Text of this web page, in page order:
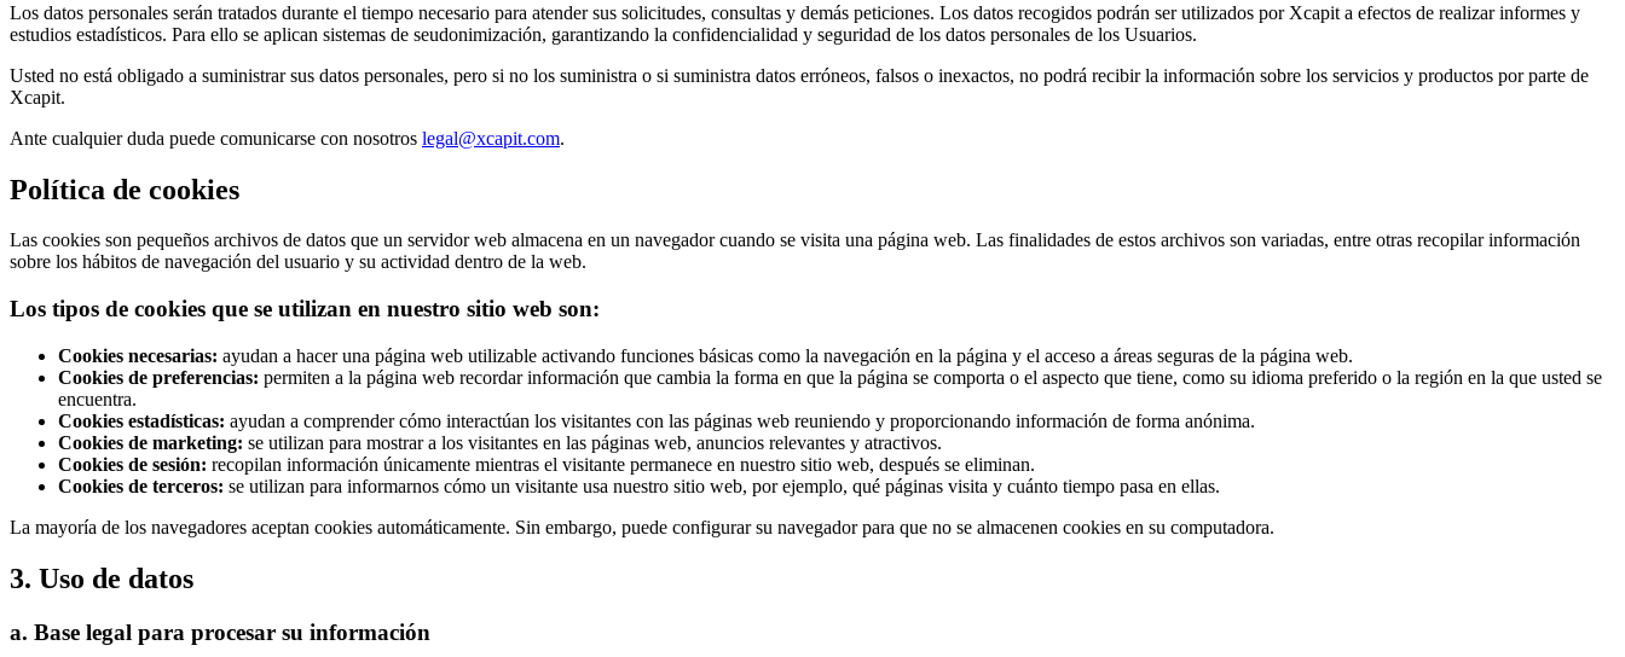
Los datos personales serán tratados durante el tiempo necesario para atender sus solicitudes, consultas y demás peticiones. Los datos recogidos podrán ser utilizados por Xcapit a efectos de realizar informes y
estudios estadísticos. Para ello se aplican sistemas de seudonimización, garantizando la confidencialidad y seguridad de los datos personales de los Usuarios.
Usted no está obligado a suministrar sus datos personales, pero si no los suministra o si suministra datos erróneos, falsos o inexactos, no podrá recibir la información sobre los servicios y productos por parte de
Xcapit.
Ante cualquier duda puede comunicarse con nosotros legal@xcapit.com.
Política de cookies
Las cookies son pequeños archivos de datos que un servidor web almacena en un navegador cuando se visita una página web. Las finalidades de estos archivos son variadas, entre otras recopilar información
sobre los hábitos de navegación del usuario y su actividad dentro de la web.
Los tipos de cookies que se utilizan en nuestro sitio web son:
Cookies necesarias: ayudan a hacer una página web utilizable activando funciones básicas como la navegación en la página y el acceso a áreas seguras de la página web.
Cookies de preferencias: permiten a la página web recordar información que cambia la forma en que la página se comporta o el aspecto que tiene, como su idioma preferido o la región en la que usted se
encuentra.
Cookies estadísticas: ayudan a comprender cómo interactúan los visitantes con las páginas web reuniendo y proporcionando información de forma anónima.
Cookies de marketing: se utilizan para mostrar a los visitantes en las páginas web, anuncios relevantes y atractivos.
Cookies de sesión: recopilan información únicamente mientras el visitante permanece en nuestro sitio web, después se eliminan.
Cookies de terceros: se utilizan para informarnos cómo un visitante usa nuestro sitio web, por ejemplo, qué páginas visita y cuánto tiempo pasa en ellas.
La mayoría de los navegadores aceptan cookies automáticamente. Sin embargo, puede configurar su navegador para que no se almacenen cookies en su computadora.
3. Uso de datos
a. Base legal para procesar su información